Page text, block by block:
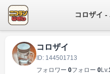
コロザイ -
コロザイ
ID: 144501713
フォロワー 0フォロー 0Lv.